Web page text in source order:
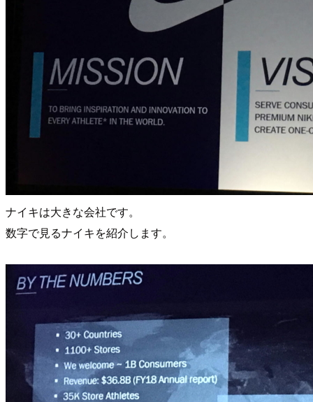
ナイキは大きな会社です。
数字で見るナイキを紹介します。